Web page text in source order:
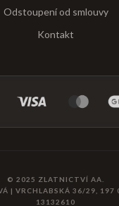
Odstoupení od smlouvy
Kontakt
© 2025 ZLATNICTVÍ AA
| VRCHLABSKÁ 36/29, 197
13132610